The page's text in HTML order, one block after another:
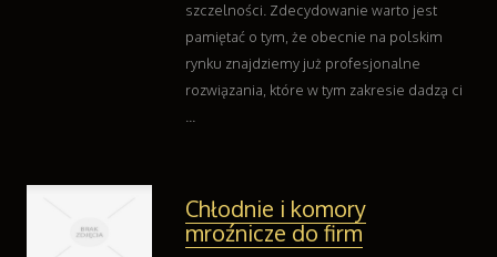
szczelności. Zdecydowanie warto jest
pamiętać o tym, że obecnie na polskim
rynku znajdziemy już profesjonalne
rozwiązania, które w tym zakresie dadzą ci
Chłodnie i komory
mroźnicze do firm